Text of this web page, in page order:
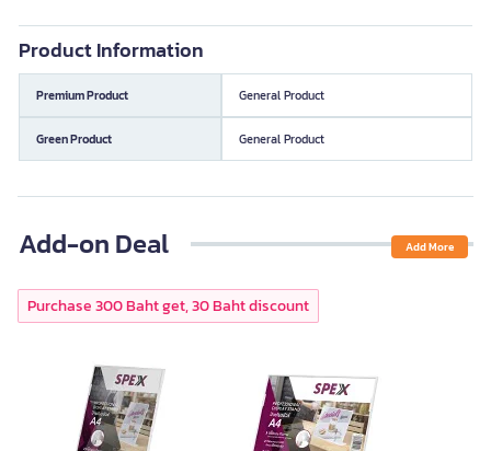
Product Information
Premium Product General Product
Green Product General Product
Add-on Deal Add More
Purchase 300 Baht get, 30 Baht discount